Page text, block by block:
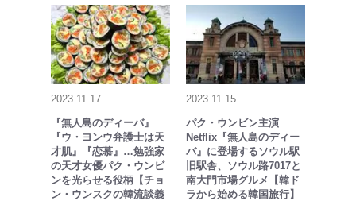
2023.11.17
『無人島のディーバ』
『ウ・ヨンウ弁護士は天
才肌』『恋慕』…勉強家
の天才女優パク・ウンビ
ンを光らせる役柄【チョ
ン・ウンスクの韓流談義
2023.11.15
パク・ウンビン主演
Netflix『無人島のディー
バ』に登場するソウル駅
旧駅舎、ソウル路7017と
南大門市場グルメ【韓ド
ラから始める韓国旅行】